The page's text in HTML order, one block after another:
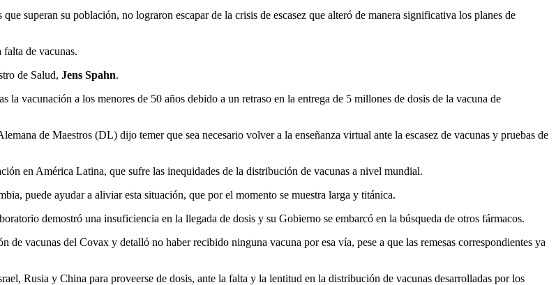
superan su población, no lograron escapar de la crisis de escasez que alteró de manera significativa los planes de
de vacunas.
de Salud, Jens Spahn.
la vacunación a los menores de 50 años debido a un retraso en la entrega de 5 millones de dosis de la vacuna de
de Maestros (DL) dijo temer que sea necesario volver a la enseñanza virtual ante la escasez de vacunas y pruebas de
en América Latina, que sufre las inequidades de la distribución de vacunas a nivel mundial.
puede ayudar a aliviar esta situación, que por el momento se muestra larga y titánica.
demostró una insuficiencia en la llegada de dosis y su Gobierno se embarcó en la búsqueda de otros fármacos.
de vacunas del Covax y detalló no haber recibido ninguna vacuna por esa vía, pese a que las remesas correspondientes ya
Rusia y China para proveerse de dosis, ante la falta y la lentitud en la distribución de vacunas desarrolladas por los